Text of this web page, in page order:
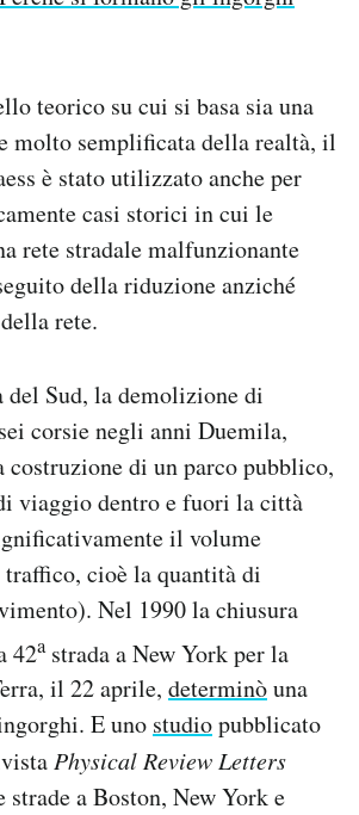
teorico su cui si basa sia una
molto semplificata della realtà, il
è stato utilizzato anche per
casi storici in cui le
rete stradale malfunzionante
della riduzione anziché
rete.
del Sud, la demolizione di
corsie negli anni Duemila,
costruzione di un parco pubblico,
viaggio dentro e fuori la città
il volume
cioè la quantità di
Nel 1990 la chiusura
42astrada a New York per la
il 22 aprile, determinòuna
E uno studiopubblicato
Physical Review Letters
a Boston, New York e